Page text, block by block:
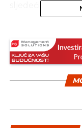
sljedeći niz
Najvažnije
podataka. Prvi
najviše brinu, se
podataka iz
njihove firme
posljedice. Zato
uvida u podatke